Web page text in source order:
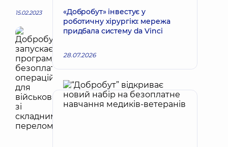
15.02.2023
«Добробут» інвестує у
роботичну хірургію: мережа
придбала систему da Vinci
28.07.2026